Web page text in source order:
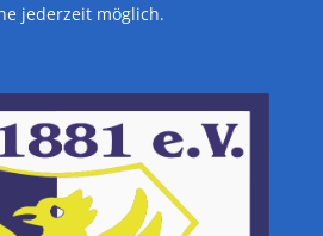
jederzeit möglich.